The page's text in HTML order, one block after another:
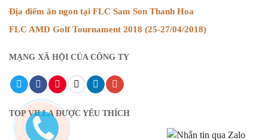
Địa điểm ăn ngon tại FLC Sam Son Thanh Hoa
FLC AMD Golf Tournament 2018 (25-27/04/2018)
MẠNG XÃ HỘI CỦA CÔNG TY
TOP VILLA ĐƯỢC YÊU THÍCH